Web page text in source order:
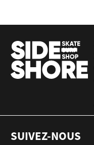
SUIVEZ-NOUS